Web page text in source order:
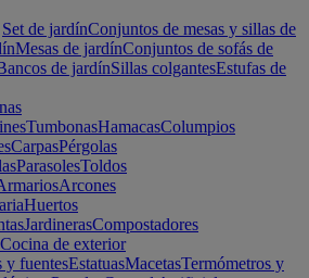
Set de jardínConjuntos de mesas y sillas de
Mesas de jardínConjuntos de sofás de
de jardínSillas colgantesEstufas de
TumbonasHamacasColumpios
CarpasPérgolas
ParasolesToldos
Arcones
Huertos
JardinerasCompostadores
Cocina de exterior
y fuentesEstatuasMacetasTermómetros y